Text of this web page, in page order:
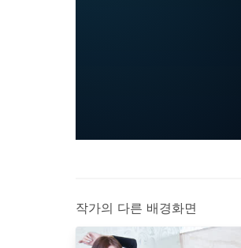
작가의 다른 배경화면